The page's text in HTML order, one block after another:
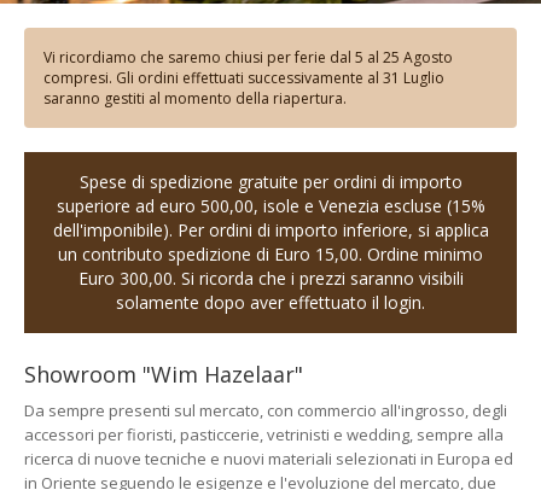
Vi ricordiamo che saremo chiusi per ferie dal 5 al 25 Agosto
compresi. Gli ordini effettuati successivamente al 31 Luglio
saranno gestiti al momento della riapertura.
Spese di spedizione gratuite per ordini di importo
superiore ad euro 500,00, isole e Venezia escluse (15%
dell'imponibile). Per ordini di importo inferiore, si applica
un contributo spedizione di Euro 15,00. Ordine minimo
Euro 300,00. Si ricorda che i prezzi saranno visibili
solamente dopo aver effettuato il login.
Showroom "Wim Hazelaar"
Da sempre presenti sul mercato, con commercio all'ingrosso, degli
accessori per fioristi, pasticcerie, vetrinisti e wedding, sempre alla
ricerca di nuove tecniche e nuovi materiali selezionati in Europa ed
in Oriente seguendo le esigenze e l'evoluzione del mercato, due